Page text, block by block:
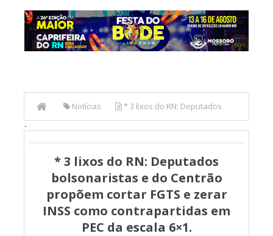
Notícias * 3 lixos do RN: Deputados
bolsonaristas e do Centrão propõem cortar FGTS e zerar
-
* 3 lixos do RN: Deputados
bolsonaristas e do Centrão
propõem cortar FGTS e zerar
INSS como contrapartidas em
PEC da escala 6×1.